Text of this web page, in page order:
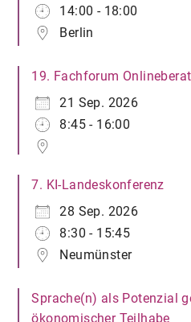
14:00 - 18:00
Berlin
19. Fachforum
21 Sep. 2026
8:45 - 16:00
7. KI-Landeskonferenz
28 Sep. 2026
8:30 - 15:45
Neumünster
Sprache(n) als Potenzial
ökonomischer Teilhabe